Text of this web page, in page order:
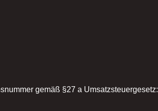
gemäß §27 a Umsatzsteuergesetz: